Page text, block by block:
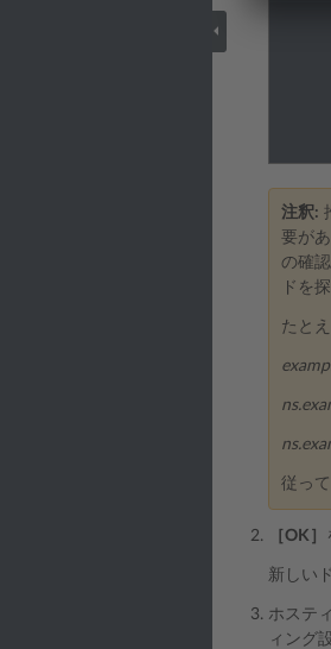
注釈:
要が
の確
ドを
たと
従っ
［OK］
新しい
ホステ
ィング